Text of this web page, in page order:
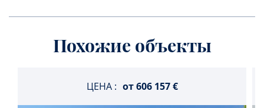
Похожие объекты
ЦЕНА : от606 157 €